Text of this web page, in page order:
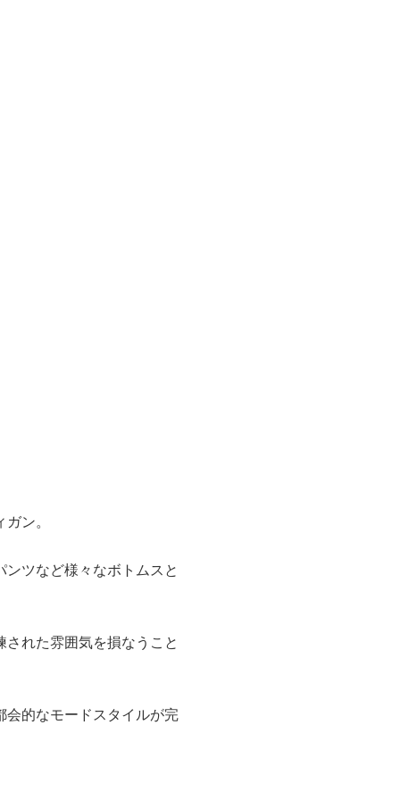
ン。
ツなど様々なボトムスと
れた雰囲気を損なうこと
的なモードスタイルが完